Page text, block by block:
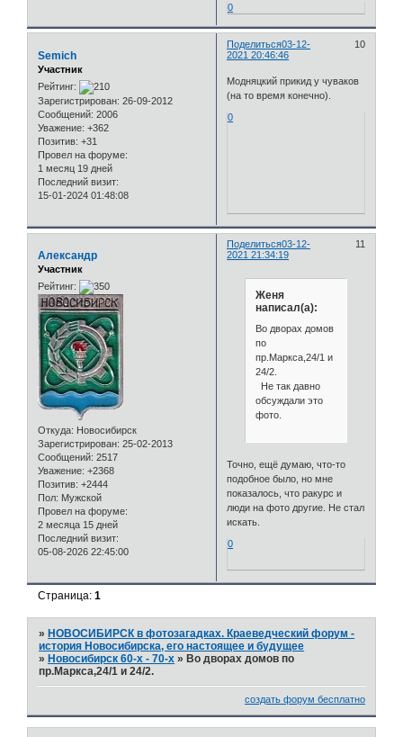
0
Поделиться 10
03-12-
2021 20:46:46
Semich
Участник
Рейтинг:
Зарегистрирован: 26-09-2012
Сообщений: 2006
Уважение: +362
Позитив: +31
Провел на форуме:
1 месяц 19 дней
Последний визит:
15-01-2024 01:48:08
Модняцкий прикид у чуваков
(на то время конечно).
0
Поделиться 11
03-12-
2021 21:34:19
Александр
Участник
Рейтинг:
Откуда: Новосибирск
Зарегистрирован: 25-02-2013
Сообщений: 2517
Уважение: +2368
Позитив: +2444
Пол: Мужской
Провел на форуме:
2 месяца 15 дней
Последний визит:
05-08-2026 22:45:00
Женя
написал(а):
Во дворах домов
по
пр.Маркса,24/1 и
24/2.
Не так давно
обсуждали это
фото.
Точно, ещё думаю, что-то
подобное было, но мне
показалось, что ракурс и
люди на фото другие. Не стал
искать.
0
Страница:1
» НОВОСИБИРСК в фотозагадках. Краеведческий форум -
история Новосибирска, его настоящее и будущее
» Новосибирск 60-х - 70-х » Во дворах домов по
пр.Маркса,24/1 и 24/2.
создать форум бесплатно